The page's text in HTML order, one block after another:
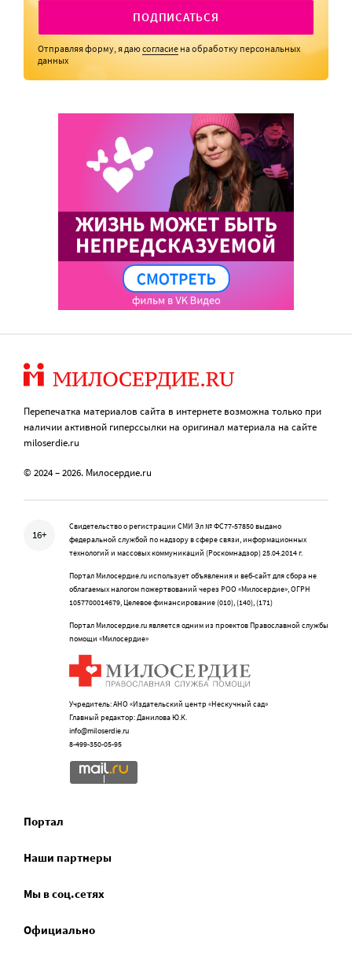
ПОДПИСАТЬСЯ
Отправляя форму, я даюсогласие на обработку персональных
данных
Перепечатка материалов сайта в интернете возможна только при
наличии активной гиперссылки на оригинал материала на сайте
miloserdie.ru
© 2024 – 2026. Милосердие.ru
16+
Свидетельство о регистрации СМИ Эл № ФС77-57850 выдано
федеральной службой по надзору в сфере связи, информационных
технологий и массовых коммуникаций (Роскомнадзор) 25.04.2014 г.
Портал Милосердие.ru использует объявления и веб-сайт для сбора не
облагаемых налогом пожертвований через РОО «Милосердие», ОГРН
1057700014679, Целевое финансирование (010), (140), (171)
Портал Милосердие.ru является одним из проектов Православной службы
помощи «Милосердие»
Учредитель: АНО «Издательский центр «Нескучный сад»
Главный редактор: Данилова Ю.К.
info@miloserdie.ru
8-499-350-05-95
Портал
Наши партнеры
Мы в соц.сетях
Официально